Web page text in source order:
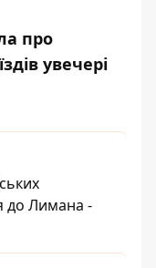
про
увечері
до Лимана -